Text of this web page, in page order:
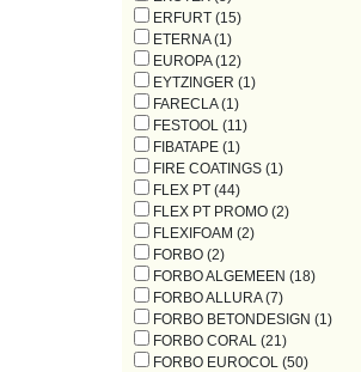
ERFURT (15)
ETERNA (1)
EUROPA (12)
EYTZINGER (1)
FARECLA (1)
FESTOOL (11)
FIBATAPE (1)
FIRE COATINGS (1)
FLEX PT (44)
FLEX PT PROMO (2)
FLEXIFOAM (2)
FORBO (2)
FORBO ALGEMEEN (18)
FORBO ALLURA (7)
FORBO BETONDESIGN (1)
FORBO CORAL (21)
FORBO EUROCOL (50)